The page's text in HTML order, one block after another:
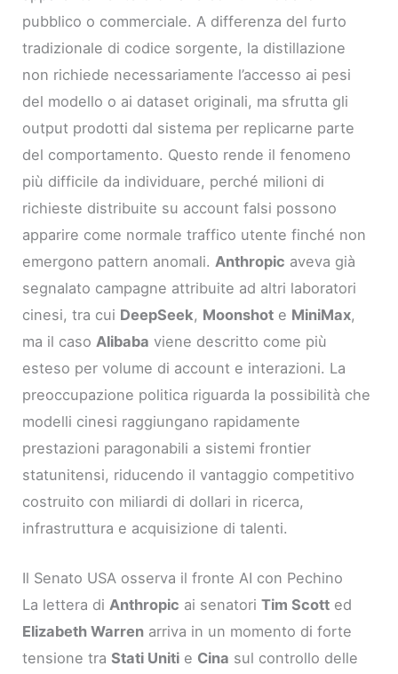
pubblico o commerciale. A differenza del furto
tradizionale di codice sorgente, la distillazione
non richiede necessariamente l’accesso ai pesi
del modello o ai dataset originali, ma sfrutta gli
output prodotti dal sistema per replicarne parte
del comportamento. Questo rende il fenomeno
più difficile da individuare, perché milioni di
richieste distribuite su account falsi possono
apparire come normale traffico utente finché non
emergono pattern anomali. Anthropic aveva già
segnalato campagne attribuite ad altri laboratori
cinesi, tra cui DeepSeek, Moonshot e MiniMax,
ma il caso Alibaba viene descritto come più
esteso per volume di account e interazioni. La
preoccupazione politica riguarda la possibilità che
modelli cinesi raggiungano rapidamente
prestazioni paragonabili a sistemi frontier
statunitensi, riducendo il vantaggio competitivo
costruito con miliardi di dollari in ricerca,
infrastruttura e acquisizione di talenti.
Il Senato USA osserva il fronte AI con Pechino
La lettera di Anthropic ai senatoriTim Scott ed
Elizabeth Warren arriva in un momento di forte
tensione traStati Uniti e Cina sul controllo delle